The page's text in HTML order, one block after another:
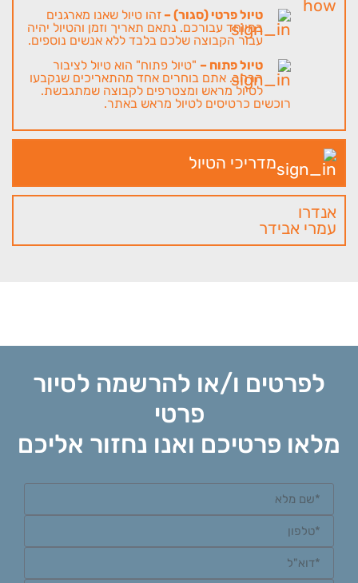
טיול פרטי (סגור) – זהו טיול שאנו מארגנים
במיוחד עבורכם. נתאם תאריך וזמן והטיול יהיה
עבור הקבוצה שלכם בלבד ללא אנשים נוספים.
טיול פתוח – "טיול פתוח" הוא טיול לציבור
הרחב. אתם בוחרים אחד מהתאריכים שנקבעו
לטיול מראש ומצטרפים לקבוצה שמתגבשת.
רוכשים כרטיסים לטיול מראש באתר.
מדריכי הטיול
אנדרו
עמרי אבידר
לפרטים ו/או להרשמה לסיור
פרטי
מלאו פרטיכם ואנו נחזור אליכם